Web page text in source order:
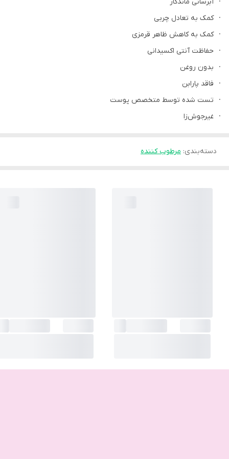
· کمک به تعادل چربی
· کمک به کاهش ظاهر قرمزی
· حفاظت آنتی اکسیدانی
· بدون روغن
· فاقد پارابن
· تست شده توسط متخصص پوست
· غیرجوش‌زا
دسته‌بندی: مرطوب کننده